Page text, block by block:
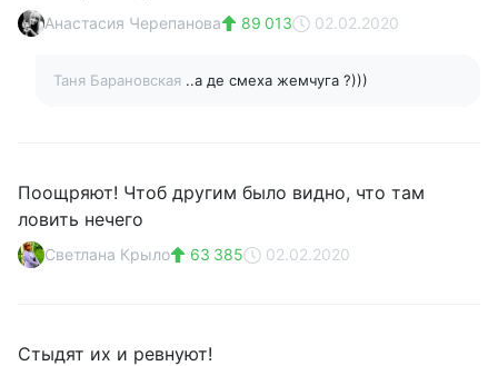
Анастасия Черепанова 89 013 02.02.2020
Таня Барановская ..а де смеха жемчуга ?)))
Поощряют! Чтоб другим было видно, что там
ловить нечего
Светлана Крыло 63 385 02.02.2020
Стыдят их и ревнуют!